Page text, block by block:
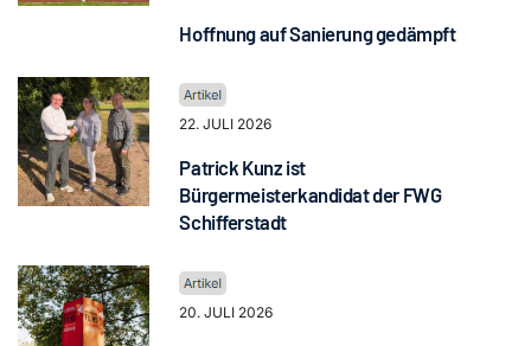
Hoffnung auf Sanierung gedämpft
22. JULI 2026
Patrick Kunz ist
Bürgermeisterkandidat der FWG
Schifferstadt
20. JULI 2026